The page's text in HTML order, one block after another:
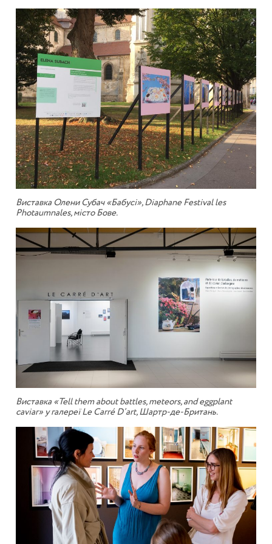
Виставка Олени Субач «Бабусі», Diaphane Festival les
Photaumnales, місто Бове.
Виставка «Tell them about battles, meteors, and eggplant
caviar» у галереї Le Carré D’art, Шартр-де-Британь.